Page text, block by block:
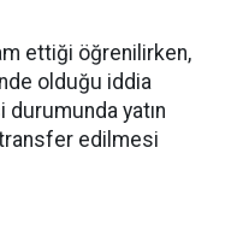
ettiği öğrenilirken,
olduğu iddia
durumunda yatın
edilmesi